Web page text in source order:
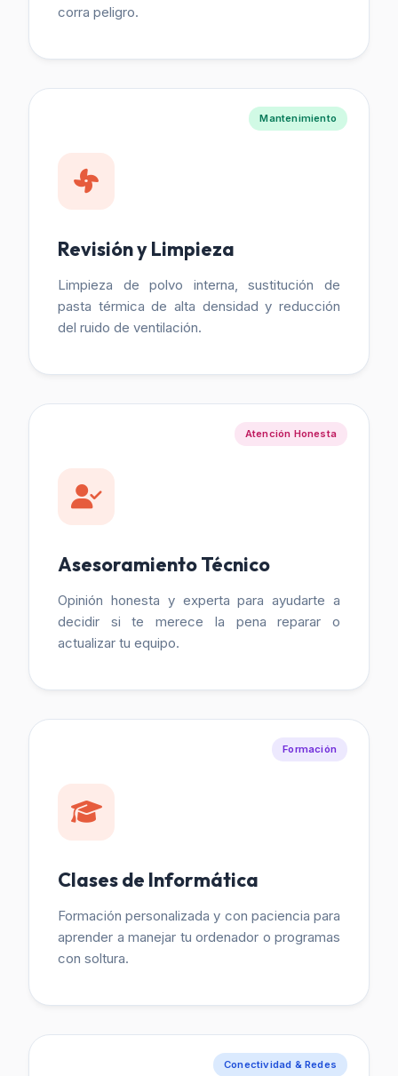
corra peligro.
Mantenimiento
Revisión y Limpieza
Limpieza de polvo interna, sustitución de
pasta térmica de alta densidad y reducción
del ruido de ventilación.
Atención Honesta
Asesoramiento Técnico
Opinión honesta y experta para ayudarte a
decidir si te merece la pena reparar o
actualizar tu equipo.
Formación
Clases de Informática
Formación personalizada y con paciencia para
aprender a manejar tu ordenador o programas
con soltura.
Conectividad & Redes